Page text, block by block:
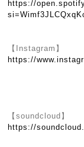
https://
【Instagram】
https://
【soundcloud】
https://